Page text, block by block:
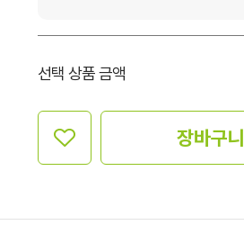
선택 상품 금액
장바구니